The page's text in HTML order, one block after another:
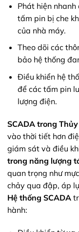
Phát hiện
tấm pin bị che
của nhà máy.
Theo dõi các
bảo hệ thống
Điều khiển hệ
để các tấm pin
lượng điện.
SCADA trong
vào thời tiết hơn
giám sát và điều
trong năng lượng
quan trọng như
chảy qua đập, áp
Hệ thống SCADA
hành: